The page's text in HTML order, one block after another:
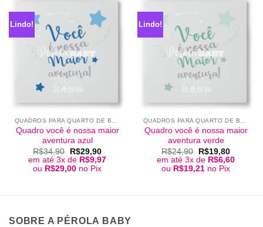
Lindo!
Quadro você é nossa maior
aventura azul
R$34,90
O
preço
original
era:
R$29,90O
preço
atual
é:
em até 3x de R$9,97
ou R$29,00 no Pix
Lindo!
Quadro você é nossa maior
aventura verde
R$24,90
O
preço
original
era:
R$19,80O
preço
atual
é:
em até 3x de R$6,60
ou R$19,21 no Pix
SOBRE A PÉROLA BABY